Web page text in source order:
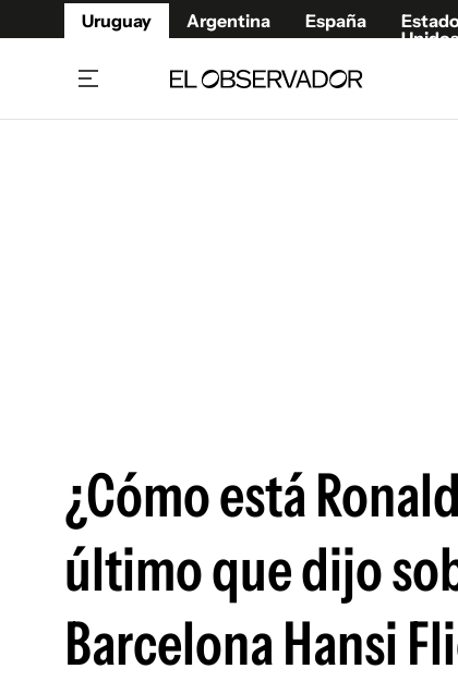
Uruguay Argentina España
Unidos
¿Cómo está
último que dijo
Barcelona Hansi